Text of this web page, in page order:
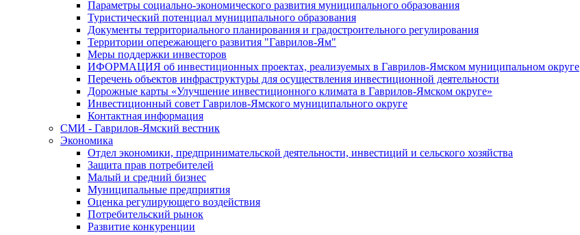
Параметры социально-экономического развития муниципального образования
Туристический потенциал муниципального образования
Документы территориального планирования и градостроительного регулирования
Территории опережающего развития "Гаврилов-Ям"
Меры поддержки инвесторов
ИФОРМАЦИЯ об инвестиционных проектах, реализуемых в Гаврилов-Ямском муниципальном округе
Перечень объектов инфраструктуры для осуществления инвестиционной деятельности
Дорожные карты «Улучшение инвестиционного климата в Гаврилов-Ямском округе»
Инвестиционный совет Гаврилов-Ямского муниципального округе
Контактная информация
СМИ - Гаврилов-Ямский вестник
Экономика
Отдел экономики, предпринимательской деятельности, инвестиций и сельского хозяйства
Защита прав потребителей
Малый и средний бизнес
Муниципальные предприятия
Оценка регулирующего воздействия
Потребительский рынок
Развитие конкуренции